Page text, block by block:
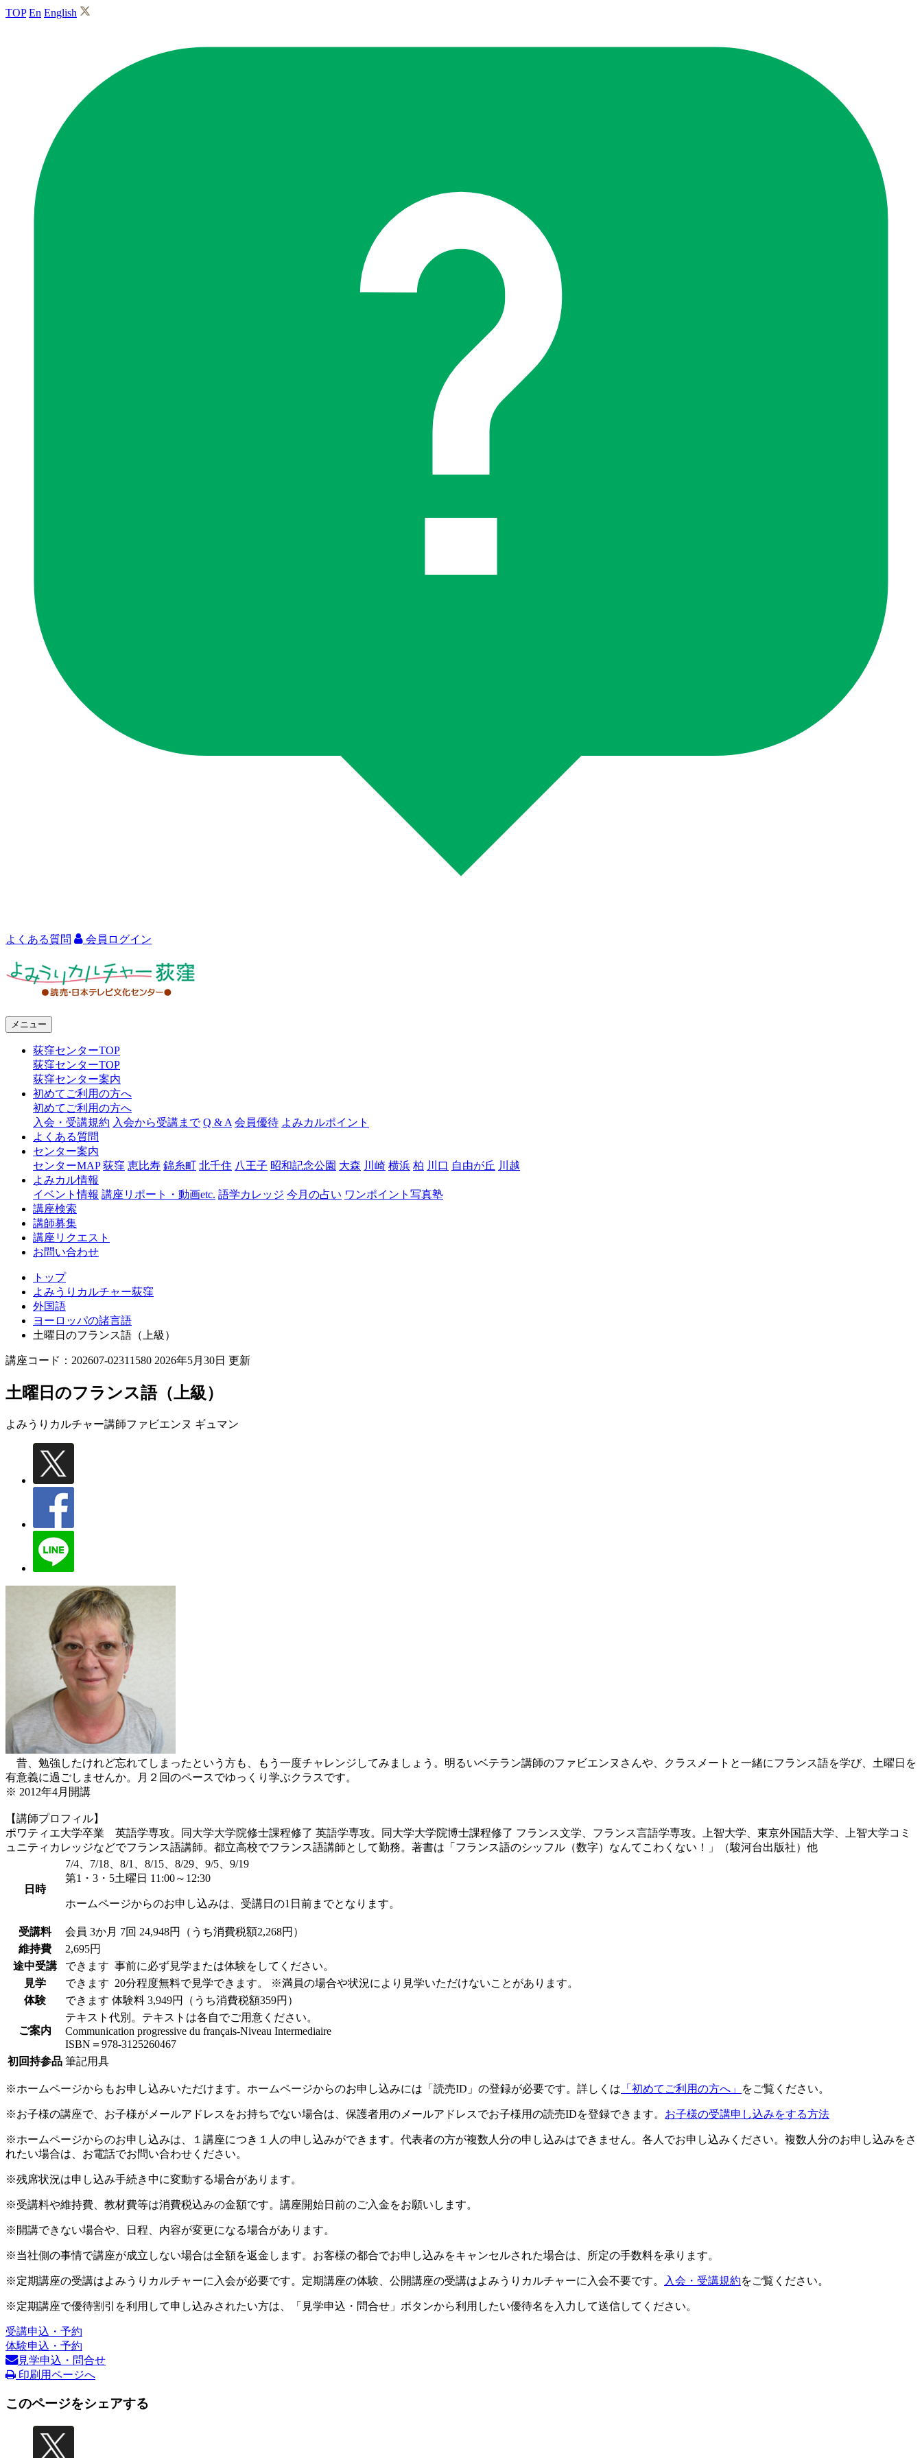
TOP En English
よくある質問 会員ログイン
ャ
荻
窪
メニュー
荻窪センターTOP
荻窪センターTOP
荻窪センター案内
初めてご利用の方へ
初めてご利用の方へ
入会・受講規約 入会から受講まで Q & A 会員優待 よみカルポイント
よくある質問
センター案内
センターMAP 荻窪 恵比寿 錦糸町 北千住 八王子 昭和記念公園 大森 川崎 横浜 柏 川口 自由が丘 川越
よみカル情報
イベント情報 講座リポート・動画etc. 語学カレッジ 今月の占い ワンポイント写真塾
講座検索
講師募集
講座リクエスト
お問い合わせ
トップ
よみうりカルチャー荻窪
外国語
ヨーロッパの諸言語
土曜日のフランス語（上級）
講座コード：202607-02311580 2026年5月30日 更新
土曜日のフランス語（上級）
よみうりカルチャー講師ファビエンヌ ギュマン
昔、勉強したけれど忘れてしまったという方も、もう一度チャレンジしてみましょう。明るいベテラン講師のファビエンヌさんや、クラスメートと一緒にフランス語を学び、土曜日を
有意義に過ごしませんか。月２回のペースでゆっくり学ぶクラスです。
※ 2012年4月開講
【講師プロフィル】
ポワティエ大学卒業 英語学専攻。同大学大学院修士課程修了 英語学専攻。同大学大学院博士課程修了 フランス文学、フランス言語学専攻。上智大学、東京外国語大学、上智大学コミ
ュニティカレッジなどでフランス語講師。都立高校でフランス語講師として勤務。著書は「フランス語のシッフル（数字）なんてこわくない！」（駿河台出版社）他
日時
7/4、7/18、8/1、8/15、8/29、9/5、9/19
第1・3・5土曜日 11:00～12:30
ホームページからのお申し込みは、受講日の1日前までとなります。
受講料 会員 3か月 7回 24,948円（うち消費税額2,268円）
維持費
2,695円
途中受講
できます 事前に必ず見学または体験をしてください。
見学
できます 20分程度無料で見学できます。 ※満員の場合や状況により見学いただけないことがあります。
体験
できます 体験料 3,949円（うち消費税額359円）
ご案内
テキスト代別。テキストは各自でご用意ください。
Communication progressive du français-Niveau Intermediaire
ISBN＝978-3125260467
初回持参品 筆記用具
※ホームページからもお申し込みいただけます。ホームページからのお申し込みには「読売ID」の登録が必要です。詳しくは 「初めてご利用の方へ」 をご覧ください。
※お子様の講座で、お子様がメールアドレスをお持ちでない場合は、保護者用のメールアドレスでお子様用の読売IDを登録できます。 お子様の受講申し込みをする方法
※ホームページからのお申し込みは、１講座につき１人の申し込みができます。代表者の方が複数人分の申し込みはできません。各人でお申し込みください。複数人分のお申し込みをさ
れたい場合は、お電話でお問い合わせください。
※残席状況は申し込み手続き中に変動する場合があります。
※受講料や維持費、教材費等は消費税込みの金額です。講座開始日前のご入金をお願いします。
※開講できない場合や、日程、内容が変更になる場合があります。
※当社側の事情で講座が成立しない場合は全額を返金します。お客様の都合でお申し込みをキャンセルされた場合は、所定の手数料を承ります。
※定期講座の受講はよみうりカルチャーに入会が必要です。定期講座の体験、公開講座の受講はよみうりカルチャーに入会不要です。 入会・受講規約をご覧ください。
※定期講座で優待割引を利用して申し込みされたい方は、「見学申込・問合せ」ボタンから利用したい優待名を入力して送信してください。
受講申込・予約
体験申込・予約
見学申込・問合せ
印刷用ページへ
このページをシェアする